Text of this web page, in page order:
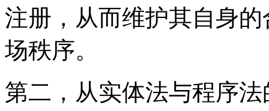
注册，从而维护其自身
场秩序。
第二，从实体法与程序